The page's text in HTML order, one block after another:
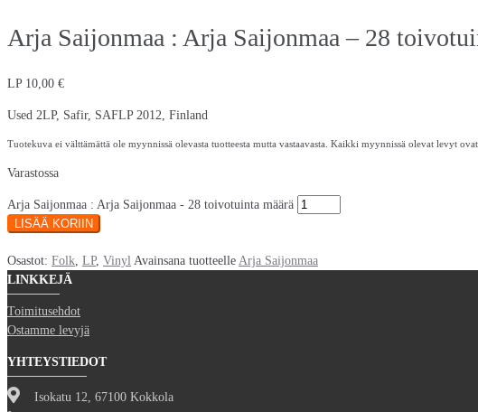
Arja Saijonmaa : Arja Saijonmaa – 28
LP 10,00 €
Used 2LP, Safir, SAFLP 2012, Finland
Tuotekuva ei välttämättä ole myynnissä olevasta tuotteesta mutta vastaavasta. Kaikki myynnissä olevat levyt
Varastossa
Arja Saijonmaa : Arja Saijonmaa - 28 toivotuinta määrä
LISÄÄ KORIIN
Osastot: Folk LP, Vinyl Avainsana tuotteelle Arja Saijonmaa
LINKKEJÄ
Toimitusehdot
Ostamme levyjä
YHTEYSTIEDOT
Isokatu 12, 67100 Kokkola